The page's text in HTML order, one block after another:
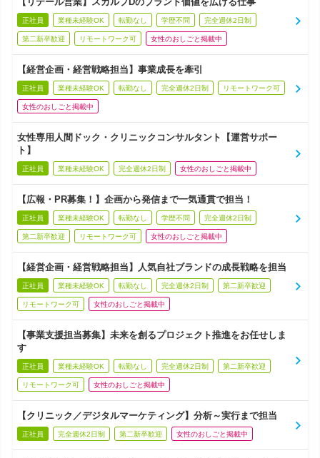
正社員 業種未経験OK 転勤なし 学歴不問 完全週休2日制
第二新卒歓迎 リモートワーク可 女性のおしごと掲載中
【経営企画・経営戦略担当】事業成長を牽引
正社員 業種未経験OK 転勤なし 完全週休2日制 リモートワーク可
女性のおしごと掲載中
女性専用人間ドック・クリニックコンサルタント【運営サポー
ト】
正社員 業種未経験OK 完全週休2日制 女性のおしごと掲載中
【広報・PR募集！】企画から発信まで一気通貫で担当！
正社員 業種未経験OK 転勤なし 学歴不問 完全週休2日制
第二新卒歓迎 リモートワーク可 女性のおしごと掲載中
【経営企画・経営戦略担当】人気自社ブランドの成長戦略を担当
正社員 業種未経験OK 転勤なし 完全週休2日制 第二新卒歓迎
リモートワーク可 女性のおしごと掲載中
【事業支援担当募集】未来を創るプロジェクト推進をお任せしま
す
正社員 業種未経験OK 転勤なし 完全週休2日制 第二新卒歓迎
リモートワーク可 女性のおしごと掲載中
【クリニック／デジタルマーケティング】分析～実行まで担当
正社員 完全週休2日制 第二新卒歓迎 女性のおしごと掲載中